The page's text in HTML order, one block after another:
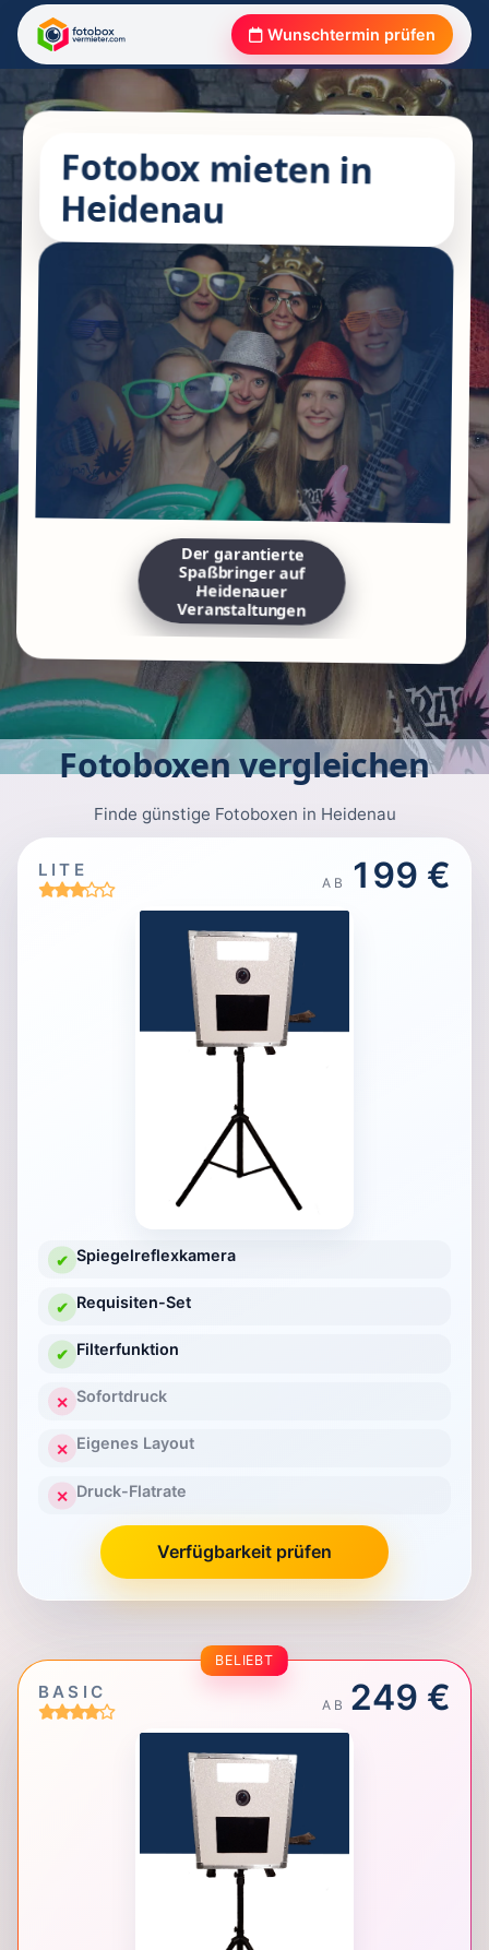
Wunschtermin prüfen
Fotobox mieten in
Heidenau
Der garantierte
Spaßbringer auf
Heidenauer
Veranstaltungen
Fotoboxen vergleichen
Finde günstige Fotoboxen in Heidenau
LITE
AB 199 €
✔ Spiegelreflexkamera
✔ Requisiten-Set
✔ Filterfunktion
✕ Sofortdruck
✕ Eigenes Layout
✕ Druck-Flatrate
Verfügbarkeit prüfen
BELIEBT
BASIC
AB 249 €